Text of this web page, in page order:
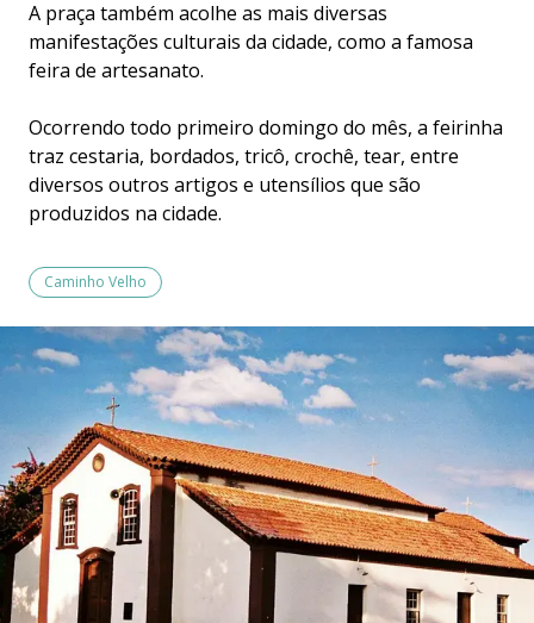
A praça também acolhe as mais diversas
manifestações culturais da cidade, como a famosa
feira de artesanato.
Ocorrendo todo primeiro domingo do mês, a feirinha
traz cestaria, bordados, tricô, crochê, tear, entre
diversos outros artigos e utensílios que são
produzidos na cidade.
Caminho Velho